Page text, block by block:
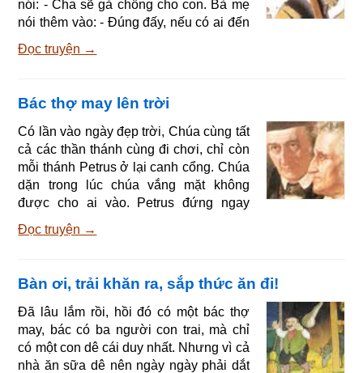
nói: - Cha sẽ gả chồng cho con. Bà mẹ
nói thêm vào: - Đúng đấy, nếu có ai đến
hỏi thì gả cho họ. Có một chàng trai
người vùng xa, chàng tên là Hans,
năng. Ông bố nói: - Trời, nó tính toán
giỏi lắm. Và bà mẹ bảo: - Ái chà, nó còn
nhìn thấy gió chạy ngoài đường, nghe
được tiếng ruồi ho. Chàng Hans nói: -
Như vậy c
Đọc truyện →
Bác thợ may lên trời
Có lần vào ngày đẹp trời, Chúa cùng tất
cả các thần thánh cùng đi chơi, chỉ còn
mỗi thánh Petrus ở lại canh cổng. Chúa
dặn trong lúc chúa vắng mặt không
được cho ai vào. Petrus đứng ngay
cạnh cổng canh gác. Một lúc sau có
người gõ cổng. Petrus hỏi ai gõ cửa, và
Tôi là bác thợ may thật thà nhưng
nghèo xin được vào. Petrus nói: - Vâng
thật thà lắm, thợ may ăn bớt vải có khác
gì kẻ cắp đâu. Ngươi không được lên
thiên đường. Chúa dặn ta lúc Chúa đi
vắng không ch
Đọc truyện →
Bàn ơi, trải khăn ra, sắp thức ăn đi!
Đã lâu lắm rồi, hồi đó có một bác thợ
may, bác có ba người con trai, mà chỉ
có một con dê cái duy nhất. Nhưng vì cả
nhà ăn sữa dê nên ngày ngày phải dắt